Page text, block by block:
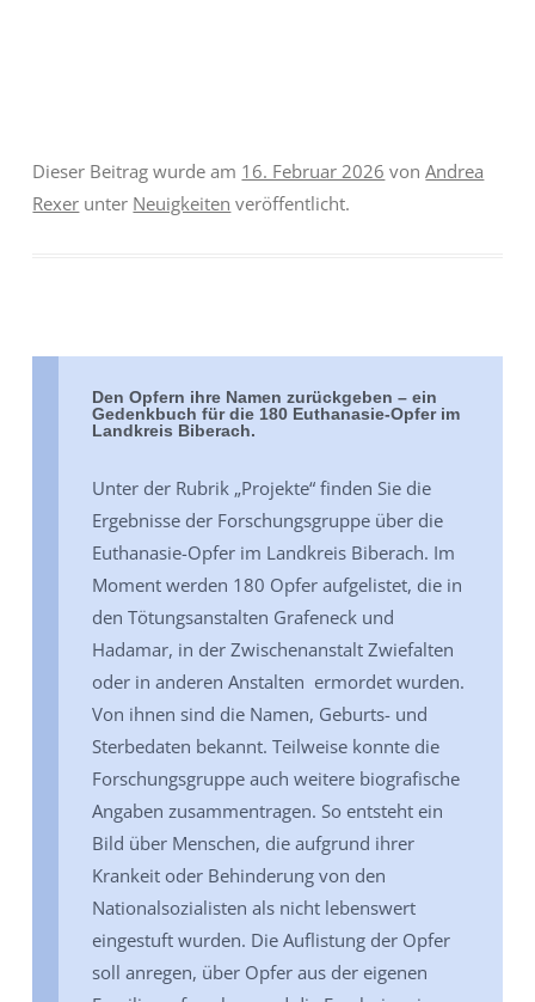
Dieser Beitrag wurde am 16. Februar 2026 vonAndrea
Rexer unter Neuigkeiten veröffentlicht.
Den Opfern ihre Namen zurückgeben – ein
Gedenkbuch für die 180 Euthanasie-Opfer im
Landkreis Biberach.
Unter der Rubrik „Projekte“ finden Sie die
Ergebnisse der Forschungsgruppe über die
Euthanasie-Opfer im Landkreis Biberach. Im
Moment werden 180 Opfer aufgelistet, die in
den Tötungsanstalten Grafeneck und
Hadamar, in der Zwischenanstalt Zwiefalten
oder in anderen Anstalten ermordet wurden.
Von ihnen sind die Namen, Geburts- und
Sterbedaten bekannt. Teilweise konnte die
Forschungsgruppe auch weitere biografische
Angaben zusammentragen. So entsteht ein
Bild über Menschen, die aufgrund ihrer
Krankeit oder Behinderung von den
Nationalsozialisten als nicht lebenswert
eingestuft wurden. Die Auflistung der Opfer
soll anregen, über Opfer aus der eigenen